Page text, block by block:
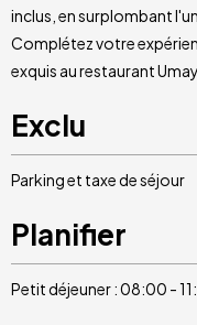
inclus, en surplombant
Complétez votre
exquis au restaurant
Exclu
Parking et taxe de séjour
Planifier
Petit déjeuner : 08:00 -